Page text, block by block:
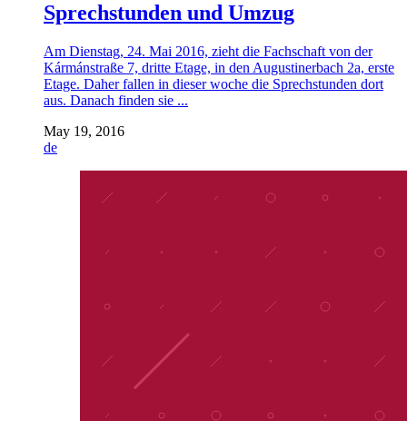
Sprechstunden und Umzug
Am Dienstag, 24. Mai 2016, zieht die Fachschaft von der
Kármánstraße 7, dritte Etage, in den Augustinerbach 2a, erste
Etage. Daher fallen in dieser woche die Sprechstunden dort
aus. Danach finden sie ...
May 19, 2016
de